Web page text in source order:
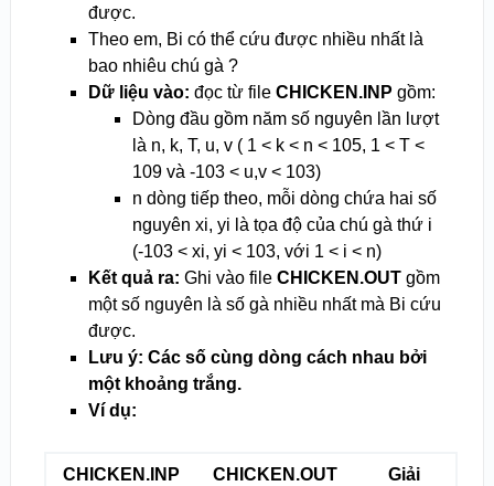
được.
Theo em, Bi có thể cứu được nhiều nhất là
bao nhiêu chú gà ?
Dữ liệu vào: đọc từ file CHICKEN.INP gồm:
Dòng đầu gồm năm số nguyên lần lượt
là n, k, T, u, v ( 1 < k < n < 105, 1 < T <
109và -103< u,v < 103)
n dòng tiếp theo, mỗi dòng chứa hai số
nguyên xi, yi là tọa độ của chú gà thứ i
(-103< xi, yi < 103, với 1 < i < n)
Kết quả ra: Ghi vào file CHICKEN.OUTgồm
một số nguyên là số gà nhiều nhất mà Bi cứu
được.
Lưu ý: Các số cùng dòng cách nhau bởi
một khoảng trắng.
Ví dụ:
CHICKEN.INP CHICKEN.OUT
Giải